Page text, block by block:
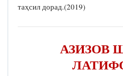
таҳсил дорад.(2019)
АЗИЗОВ